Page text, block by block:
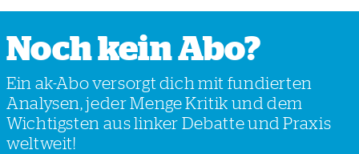
Noch kein Abo?
Ein ak-Abo versorgt dich mit fundierten
Analysen, jeder Menge Kritik und dem
Wichtigsten aus linker Debatte und Praxis
weltweit!